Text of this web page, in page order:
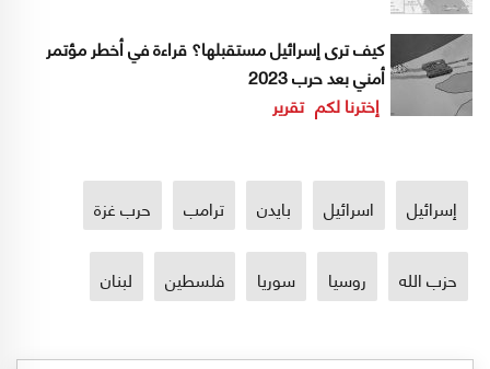
كيف ترى إسرائيل مستقبلها؟ قراءة في أخطر مؤتمر
أمني بعد حرب 2023
إخترنا لكم تقرير
إسرائيل اسرائيل بايدن ترامب حرب غزة
حزب الله روسيا سوريا فلسطين لبنان